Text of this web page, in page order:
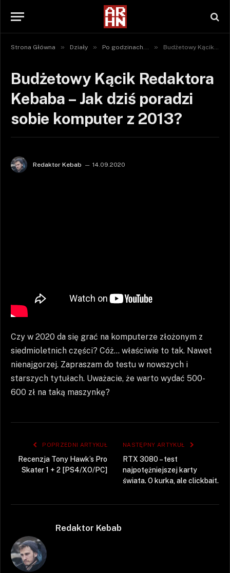
Strona Główna » Działy » Po godzinach... » Budżetowy Kącik Redaktora Kebaba – Jak dziś poradzi sobie komputer z 2013?
Budżetowy Kącik Redaktora
Kebaba – Jak dziś poradzi
sobie komputer z 2013?
Redaktor Kebab 14.09.2020
Czy w 2020 da się grać na komputerze złożonym z
siedmioletnich części? Cóż… właściwie to tak. Nawet
nienajgorzej. Zapraszam do testu w nowszych i
starszych tytułach. Uważacie, że warto wydać 500-
600 zł na taką maszynkę?
POPRZEDNI ARTYKUŁ
Recenzja Tony Hawk’s Pro
Skater 1 + 2 [PS4/XO/PC]
NASTĘPNY ARTYKUŁ
RTX 3080 – test
najpotężniejszej karty
świata. O kurka, ale clickbait.
Redaktor Kebab